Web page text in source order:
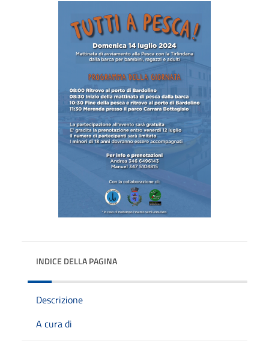
INDICE DELLA PAGINA
Descrizione
A cura di